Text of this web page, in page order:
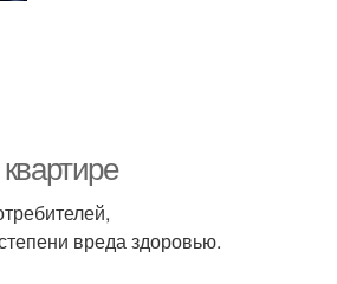
вреда здоровью.